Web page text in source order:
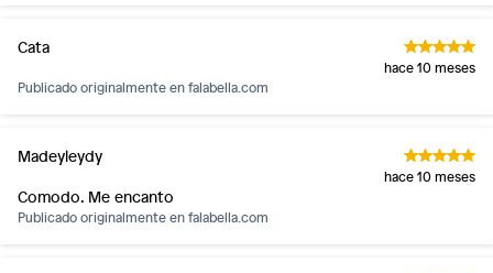
Cata
hace 10 meses
Publicado originalmente enfalabella.com
Madeyleydy
hace 10 meses
Comodo. Me encanto
Publicado originalmente enfalabella.com